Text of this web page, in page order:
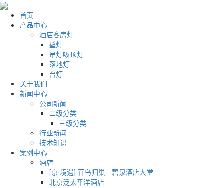
首页
产品中心
酒店客房灯
壁灯
吊灯吸顶灯
落地灯
台灯
关于我们
新闻中心
公司新闻
二级分类
三级分类
行业新闻
技术知识
案例中心
酒店
[京·境遇] 百鸟归巢—碧泉酒店大堂
北京泛太平洋酒店